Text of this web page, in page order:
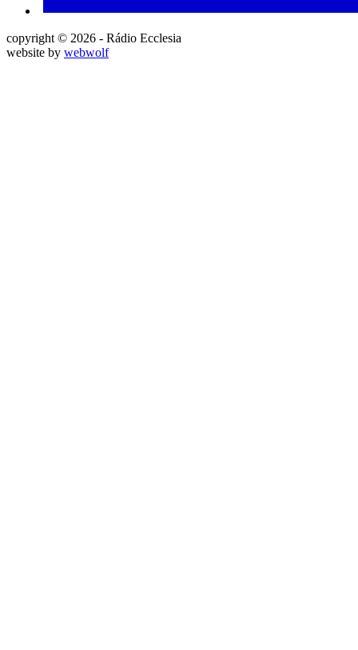
copyright © 2026 - Rádio Ecclesia
website by webwolf